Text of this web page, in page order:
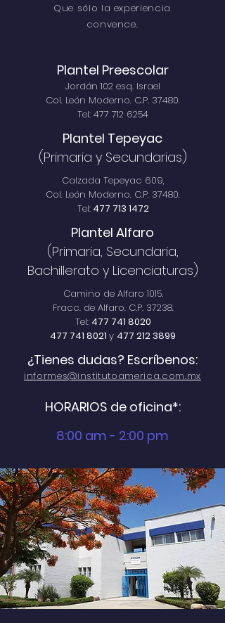
Que sólo la experiencia
convence.
Plantel Preescolar
Jordán 102 esq. Israel
Col. León Moderno. C.P. 37480.
Tel: 477 712 6254
Plantel Tepeyac
(Primaria y Secundarias)
Calzada Tepeyac 609,
Col. León Moderno. C.P. 37480.
Tel: 477 713 1472
Plantel Alfaro
(Primaria, Secundaria,
Bachillerato y Licenciaturas)
Camino de Alfaro 1015.
Fracc. de Alfaro. C.P. 37238.
Tel: 477 741 8020
477 741 8021 y 477 212 3899
¿Tienes dudas? Escríbenos:
informes@institutoamerica.com.mx
HORARIOS de oficina*:
8:00 am - 2:00 pm